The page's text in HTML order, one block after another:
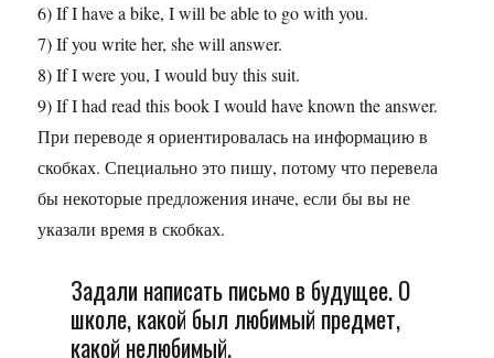
6) If I have a bike, I will be able to go with you.
7) If you write her, she will answer.
8) If I were you, I would buy this suit.
9) If I had read this book I would have known the answer.
При переводе я ориентировалась на информацию в
скобках. Специально это пишу, потому что перевела
бы некоторые предложения иначе, если бы вы не
указали время в скобках.
Задали написать письмо в будущее. О
школе, какой был любимый предмет,
какой нелюбимый.